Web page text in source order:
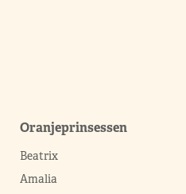
Oranjeprinsessen
Beatrix
Amalia